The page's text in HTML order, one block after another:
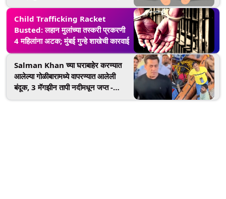
Thapan चा आत्महत्येच्या प्रयत्नामध्ये मृत्यू
Child Trafficking Racket
Busted: लहान मुलांच्या तस्करी प्रकरणी
4 महिलांना अटक; मुंबई गुन्हे शाखेची कारवाई
Salman Khan च्या घराबाहेर करण्यात
आलेल्या गोळीबारामध्ये वापरण्यात आलेली
बंदूक, 3 मॅगझीन तापी नदीमधून जप्त -